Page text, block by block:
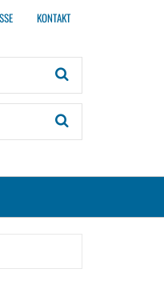
KONTAKT